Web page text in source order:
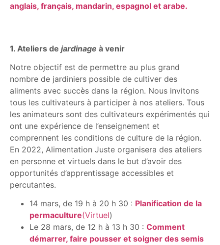
anglais, français, mandarin, espagnol et arabe.
1. Ateliers de jardinage à venir
Notre objectif est de permettre au plus grand
nombre de jardiniers possible de cultiver des
aliments avec succès dans la région. Nous invitons
tous les cultivateurs à participer à nos ateliers. Tous
les animateurs sont des cultivateurs expérimentés qui
ont une expérience de l’enseignement et
comprennent les conditions de culture de la région.
En 2022, Alimentation Juste organisera des ateliers
en personne et virtuels dans le but d’avoir des
opportunités d’apprentissage accessibles et
percutantes.
14 mars, de 19 h à 20 h 30 : Planification de la
permaculture(Virtuel)
Le 28 mars, de 12 h à 13 h 30 : Comment
démarrer, faire pousser et soigner des semis